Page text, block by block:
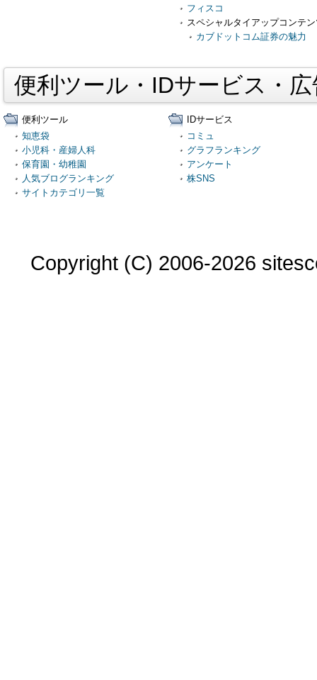
フィスコ
スペシャルタイアップコンテ
カブドットコム証券の魅力
便利ツール・IDサービス・
便利ツール
知恵袋
小児科・産婦人科
保育園・幼稚園
人気ブログランキング
サイトカテゴリ一覧
IDサービス
コミュ
グラフランキング
アンケート
株SNS
Copyright (C) 2006-2026